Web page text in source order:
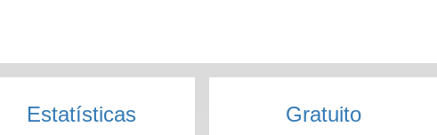
Estatísticas Gratuito